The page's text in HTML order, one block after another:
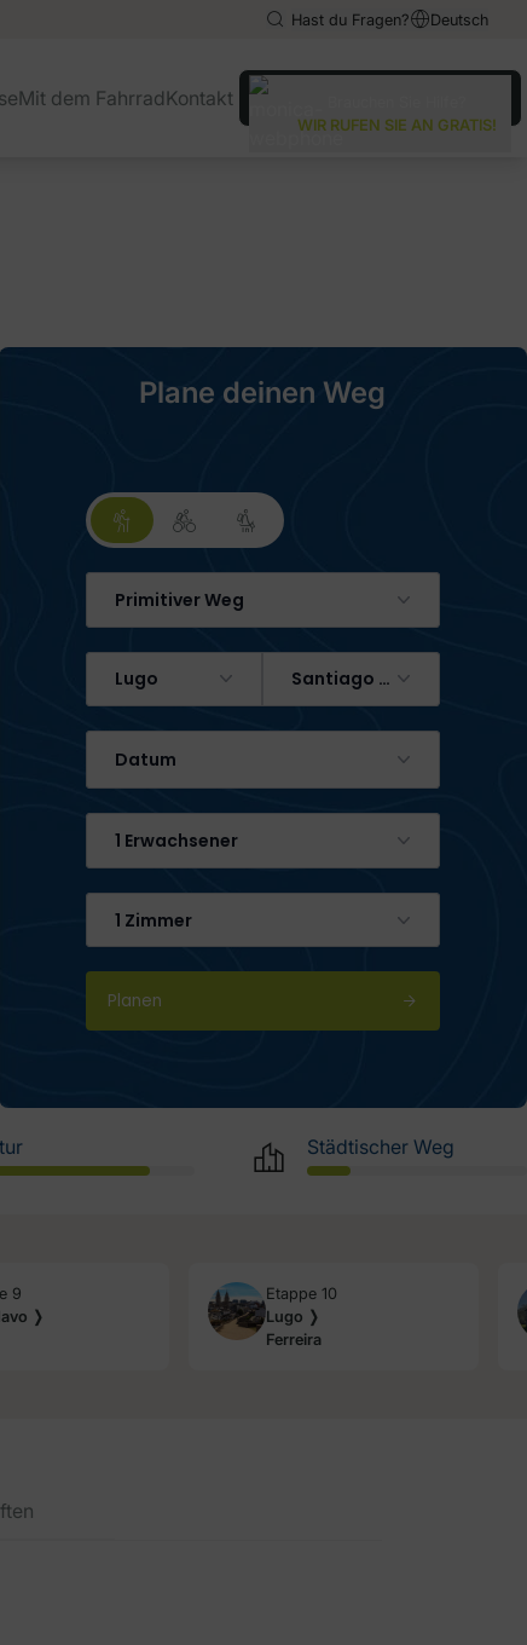
Hast du Fragen? Deutsch
English
English
Mit dem FahrradKontakt
WIR RUFEN SIE AN GRATIS!
Plane deinen Weg
Primitiver Weg
Lugo Santiago de Compostela
Datum
1 Erwachsener
1 Zimmer
Planen
Städtischer Weg
9
❭
Etappe 10
Lugo ❭
Ferreira